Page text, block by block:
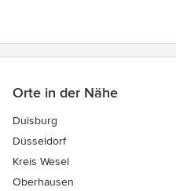
Orte in der Nähe
Duisburg
Düsseldorf
Kreis Wesel
Oberhausen